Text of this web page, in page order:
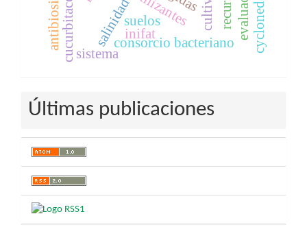
consorcio bacteriano
cucurbitaceae salinidadsuelos
antibiosis inifat
sistema
Últimas publicaciones